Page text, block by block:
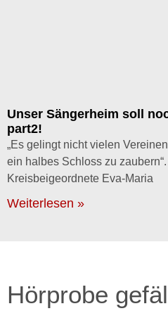
Unser Sängerheim soll
part2!
„Es gelingt nicht vielen
ein halbes Schloss zu
Kreisbeigeordnete Eva-Maria
Weiterlesen »
Hörprobe